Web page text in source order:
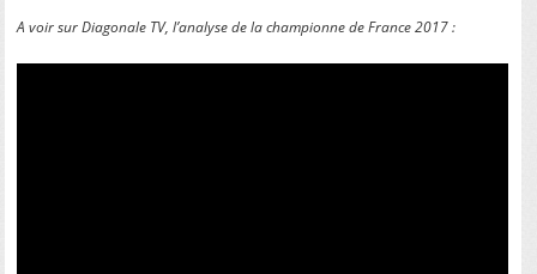
A voir sur Diagonale TV, l’analyse de la championne de France 2017 :